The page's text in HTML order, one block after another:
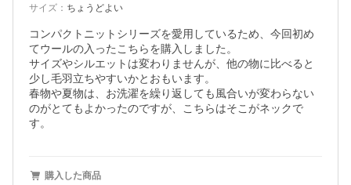
サイズ ： ちょうどよい
コンパクトニットシリーズを愛用しているため、今回初め
てウールの入ったこちらを購入しました。
サイズやシルエットは変わりませんが、他の物に比べると
少し毛羽立ちやすいかとおもいます。
春物や夏物は、お洗濯を繰り返しても風合いが変わらない
のがとてもよかったのですが、こちらはそこがネックで
す。
購入した商品